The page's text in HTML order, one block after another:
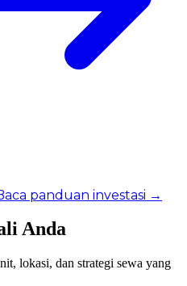
panduan investasi →
Anda
lokasi, dan strategi sewa yang